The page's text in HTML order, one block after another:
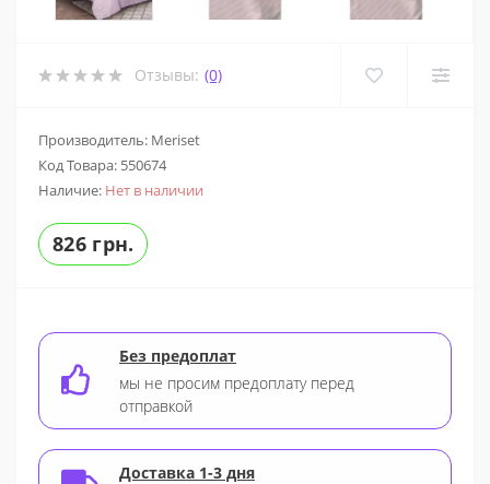
Отзывы: (0)
Производитель: Meriset
Код Товара: 550674
Наличие: Нет в наличии
826 грн.
Без предоплат
мы не просим предоплату перед
отправкой
Доставка 1-3 дня